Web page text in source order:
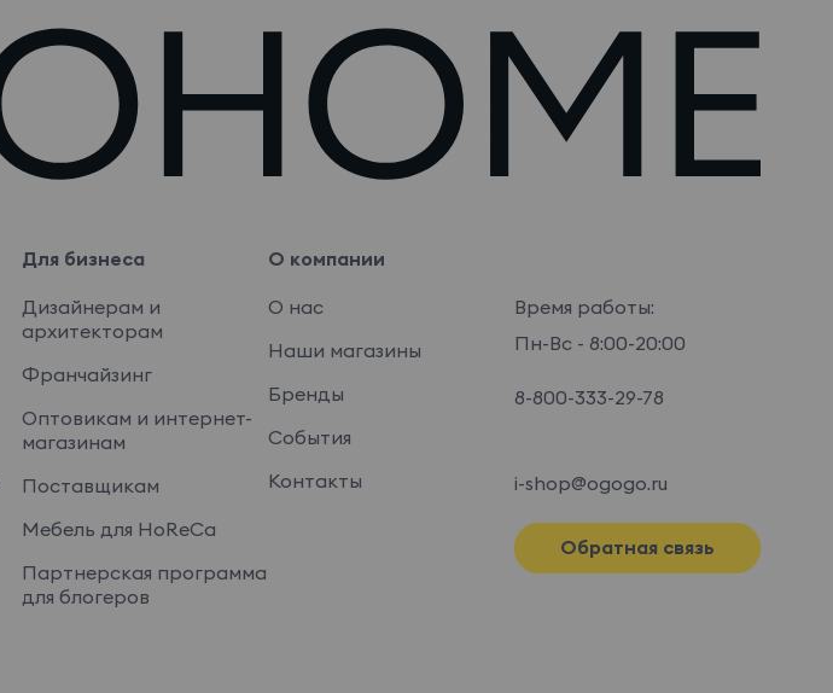
Для бизнеса
Дизайнерам и
архитекторам
Франчайзинг
Оптовикам и интернет-
магазинам
Поставщикам
Мебель для HoReCa
Партнерская программа
для блогеров
О компании
О нас
Наши магазины
Бренды
События
Контакты
Время работы:
Пн-Вс - 8:00-20:00
8-800-333-29-78
i-shop@ogogo.ru
Обратная связь